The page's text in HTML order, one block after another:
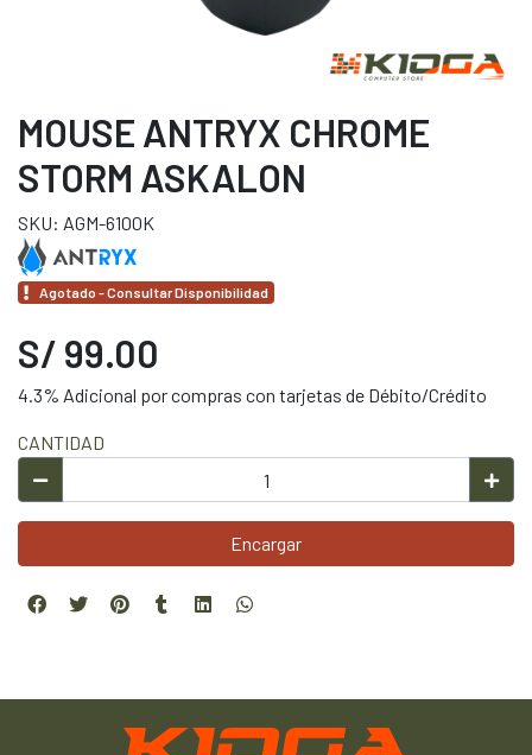
MOUSE ANTRYX CHROME
STORM ASKALON
SKU: AGM-6100K
Agotado - Consultar Disponibilidad
S/ 99.00
4.3% Adicional por compras con tarjetas de Débito/Crédito
CANTIDAD
Encargar